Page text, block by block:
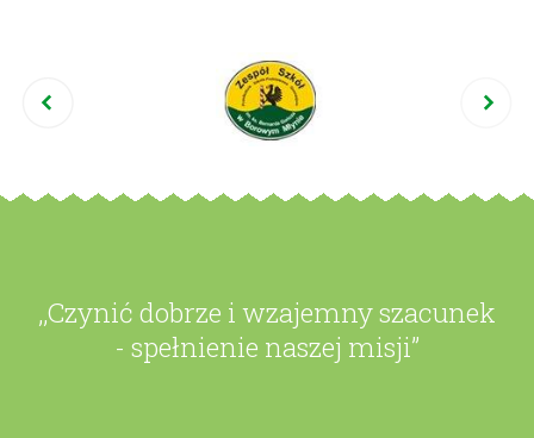
,,Czynić dobrze i wzajemny szacunek
- spełnienie naszej misji”